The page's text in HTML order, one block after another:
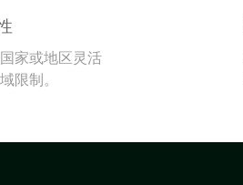
家或地区灵活
限制。